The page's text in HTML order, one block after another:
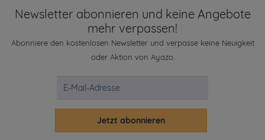
Newsletter abonnieren und keine Angebote
mehr verpassen!
Abonniere den kostenlosen Newsletter und verpasse keine Neuigkeit
oder Aktion von Ayazo.
Jetzt abonnieren